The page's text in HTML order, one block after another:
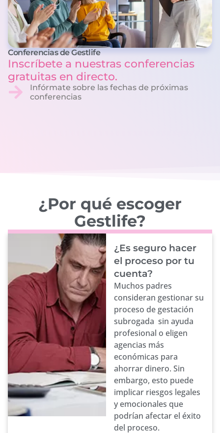
Conferencias de Gestlife
Inscríbete a nuestras conferencias
gratuitas en directo.
Infórmate sobre las fechas de próximas
conferencias
¿Por qué escoger
Gestlife?
¿Es seguro hacer
el proceso por tu
cuenta?
Muchos padres
consideran gestionar su
proceso de gestación
subrogada sin ayuda
profesional o eligen
agencias más
económicas para
ahorrar dinero. Sin
embargo, esto puede
implicar riesgos legales
y emocionales que
podrían afectar el éxito
del proceso.